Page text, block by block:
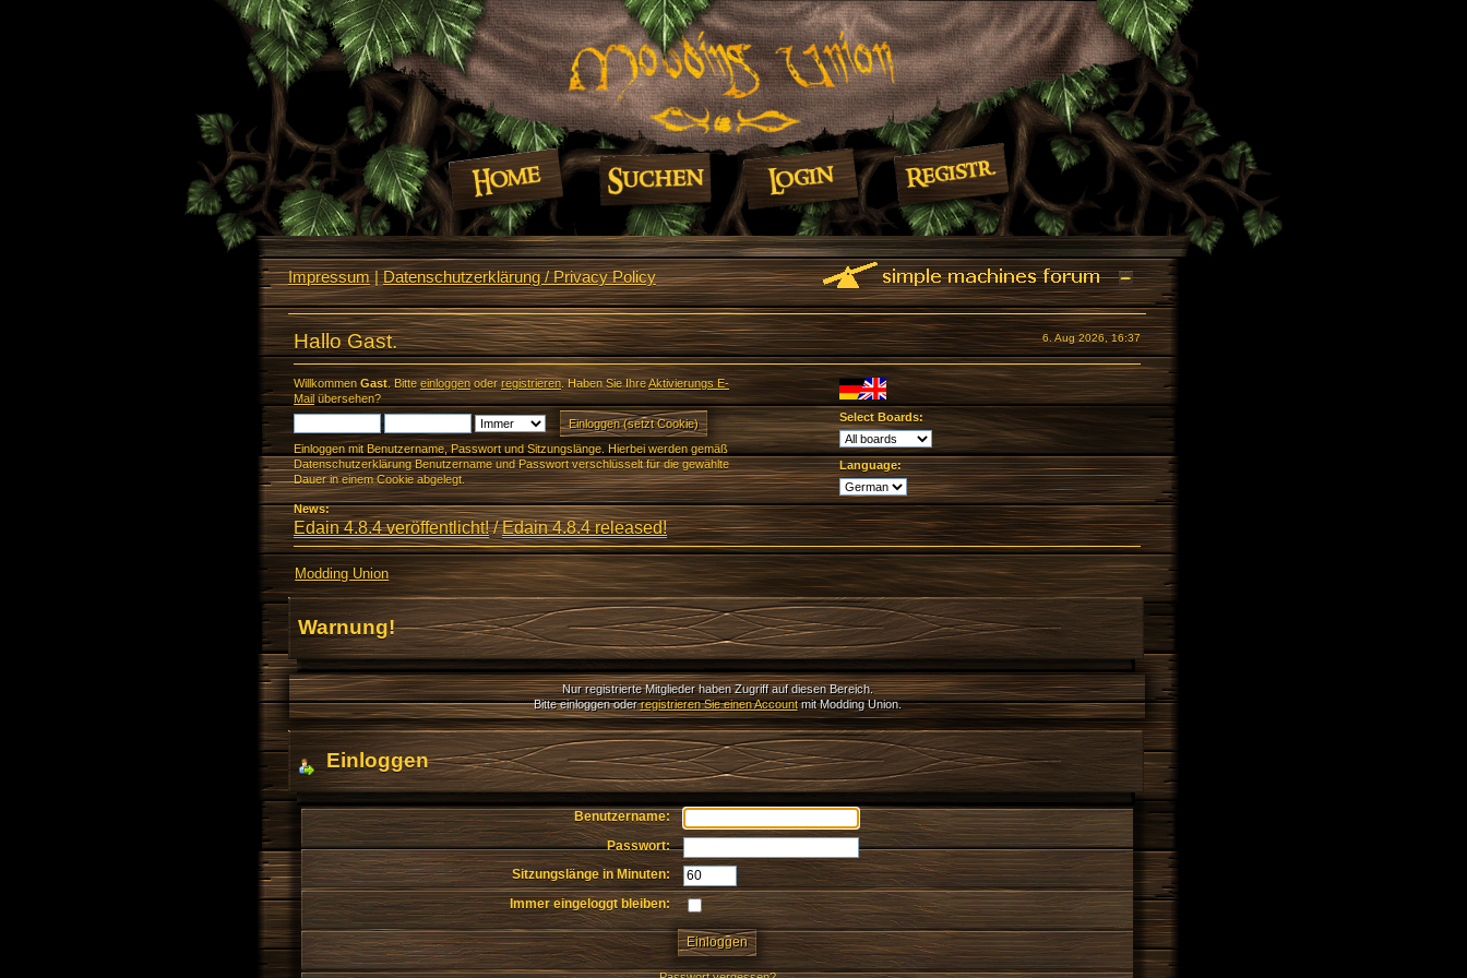
Impressum|Datenschutzerklärung / Privacy Policy
6. Aug 2026, 16:37
Hallo Gast.
Willkommen Gast. Bitte einloggenoderregistrieren. Haben Sie IhreAktivierungs E-
Mailübersehen?
Einloggen mit Benutzername, Passwort und Sitzungslänge. Hierbei werden gemäß
Datenschutzerklärung Benutzername und Passwort verschlüsselt für die gewählte
Dauer in einem Cookie abgelegt.
Select Boards:
Language:
News:
Edain 4.8.4 veröffentlicht!/Edain 4.8.4 released!
Modding Union
Warnung!
Nur registrierte Mitglieder haben Zugriff auf diesen Bereich.
Bitte einloggen oderregistrieren Sie einen Accountmit Modding Union.
Einloggen
Benutzername:
Passwort:
Sitzungslänge in Minuten:
Immer eingeloggt bleiben: